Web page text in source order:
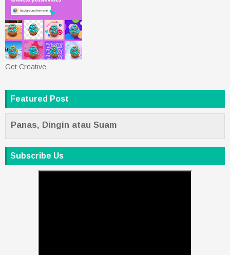
Get Creative
Featured Post
Panas, Dingin atau Suam
Subscribe Us